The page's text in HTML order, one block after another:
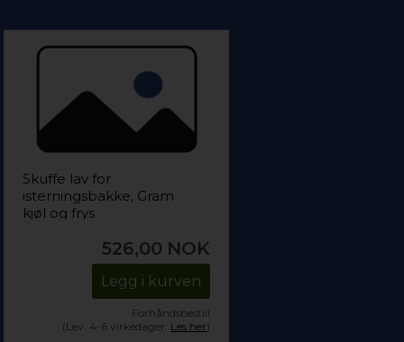
Skuffe lav for
isterningsbakke, Gram
kjøl og frys
526,00 NOK
Legg i kurven
Forhåndsbestill
(Lev. 4-6 virkedager. Les her)